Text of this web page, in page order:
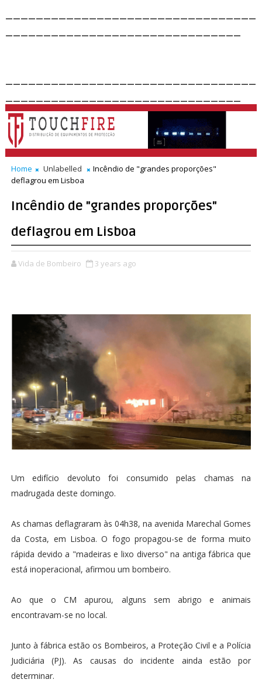
Home Unlabelled
Incêndio de "grandes proporções"
deflagrou em Lisboa
Incêndio de "grandes proporções"
deflagrou em Lisboa
Vida de Bombeiro 3 years ago
Um edifício devoluto foi consumido pelas chamas na
madrugada deste domingo.
As chamas deflagraram às 04h38, na avenida Marechal Gomes
da Costa, em Lisboa. O fogo propagou-se de forma muito
rápida devido a "madeiras e lixo diverso" na antiga fábrica que
está inoperacional, afirmou um bombeiro.
Ao que o CM apurou, alguns sem abrigo e animais
encontravam-se no local.
Junto à fábrica estão os Bombeiros, a Proteção Civil e a Polícia
Judiciária (PJ). As causas do incidente ainda estão por
determinar.